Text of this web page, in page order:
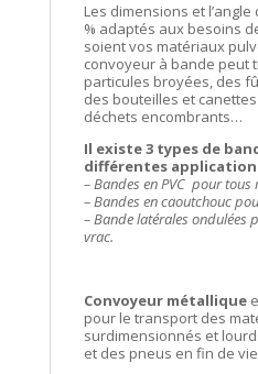
Les dimensions et l’angle
% adaptés aux besoins
soient vos matériaux
convoyeur à bande peut
particules broyées, des
des bouteilles et
déchets encombrants…
Il existe 3 types de
différentes
– Bandes en PVC pour tous
– Bandes en caoutchouc
– Bande latérales ondulées
vrac.
Convoyeur métallique
pour le transport des
surdimensionnés et
et des pneus en fin de